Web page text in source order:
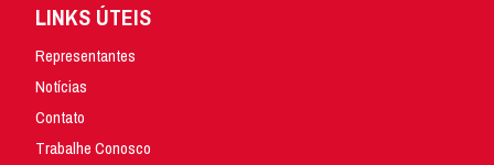
LINKS ÚTEIS
Representantes
Notícias
Contato
Trabalhe Conosco